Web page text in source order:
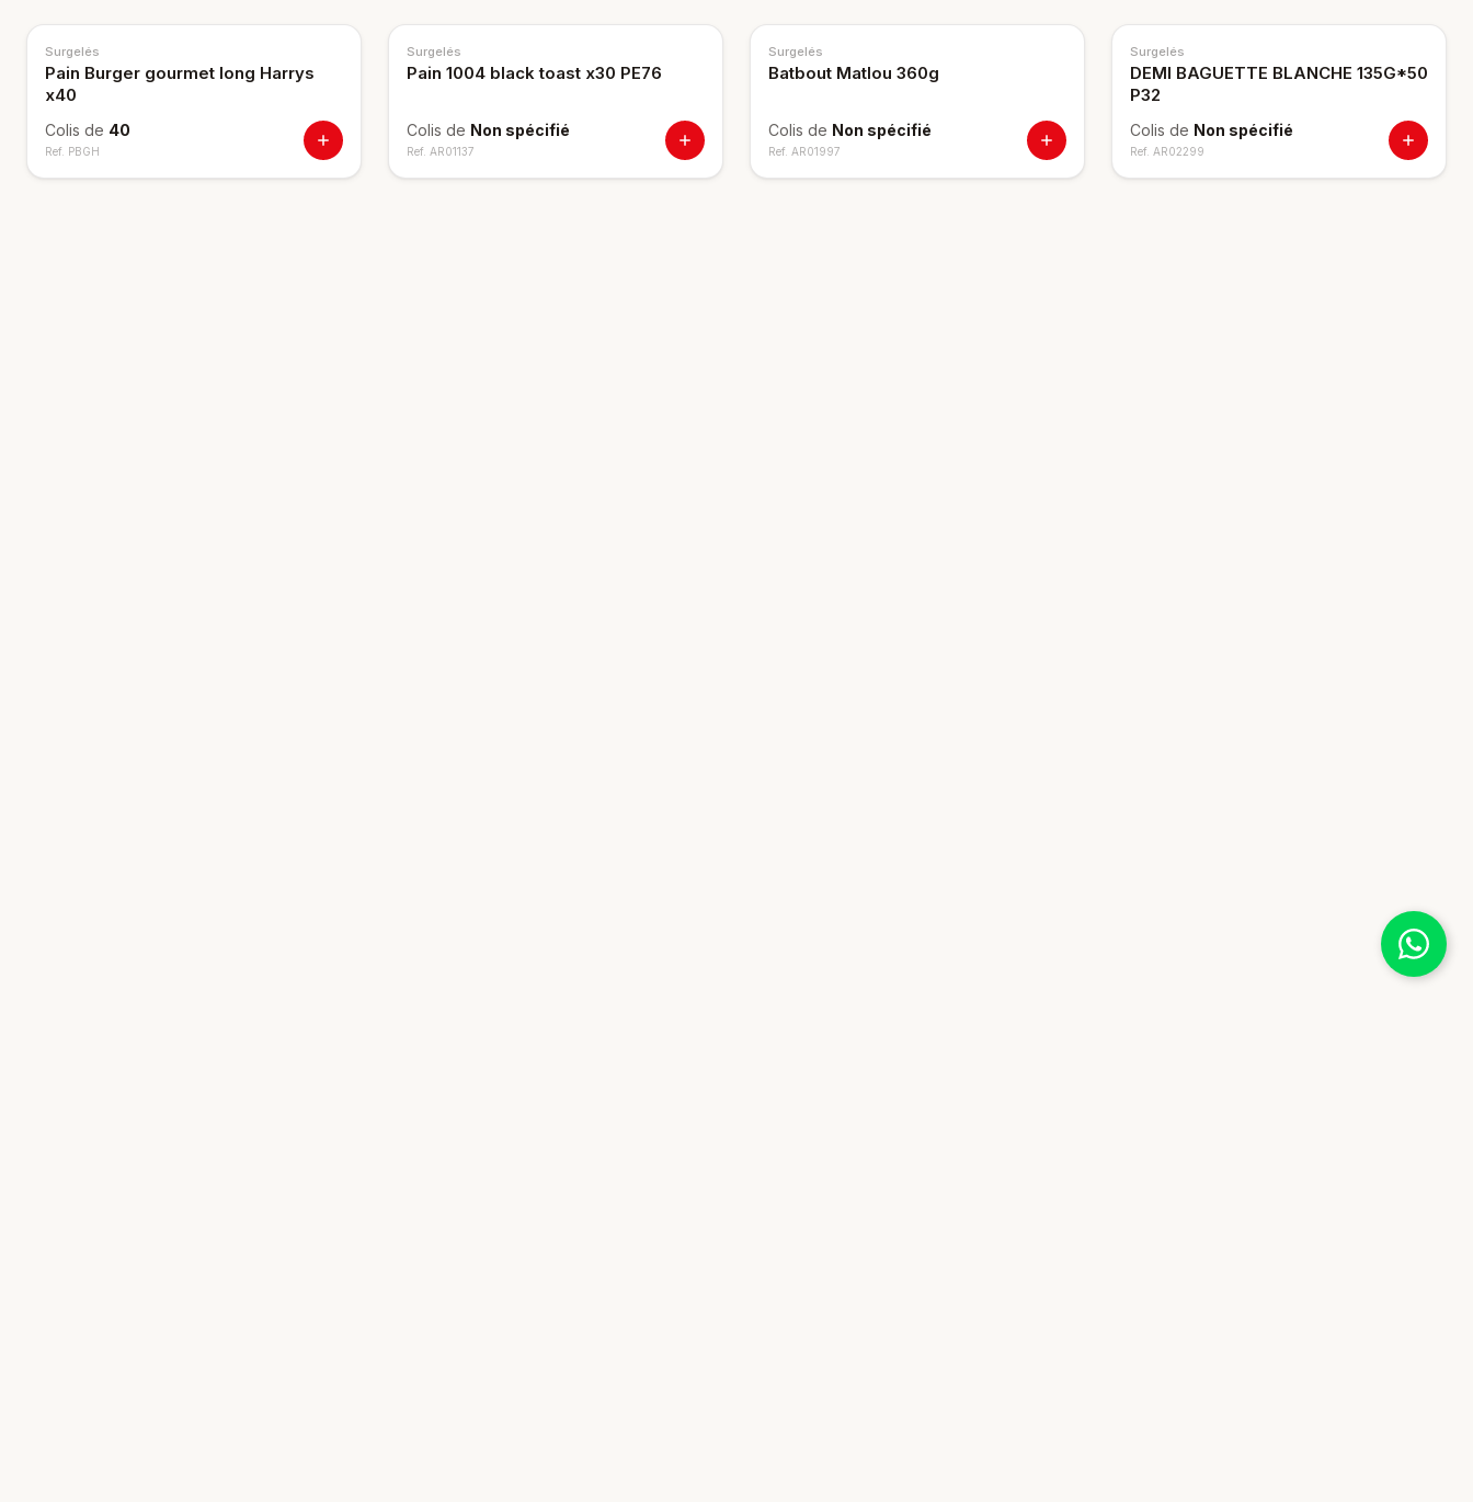
Surgelés
Pain Burger gourmet long Harrys
x40
Colis de 40
Ref. PBGH
Surgelés
Pain 1004 black toast x30 PE76
Colis de Non spécifié
Ref. AR01137
Surgelés
Batbout Matlou 360g
Colis de Non spécifié
Ref. AR01997
Surgelés
DEMI BAGUETTE BLANCHE 135G*50
P32
Colis de Non spécifié
Ref. AR02299